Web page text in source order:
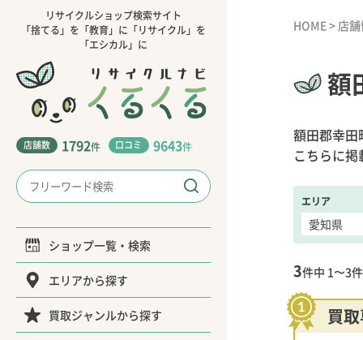
リサイクルショップ検索サイト
「捨てる」を「教育」に「リサイクル」を
「エシカル」に
店舗数 1792件 口コミ 9643件
ショップ一覧・検索
エリアから探す
買取ジャンルから探す
HOME> 店
額
額田郡幸田
こちらに
エリア
3件中 1〜3
買